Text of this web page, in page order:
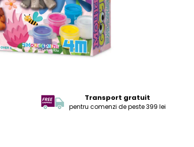
Transport gratuit
pentru comenzi de peste 399 lei